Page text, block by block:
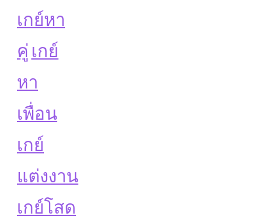
เกย์หา
คู่ เกย์
หา
เพื่อน
เกย์
แต่งงาน
เกย์โสด